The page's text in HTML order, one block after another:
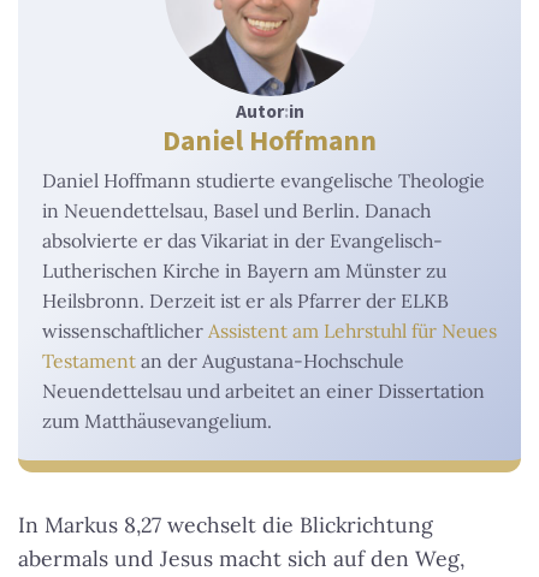
Autor:in
Daniel Hoffmann
Daniel Hoffmann studierte evangelische Theologie
in Neuendettelsau, Basel und Berlin. Danach
absolvierte er das Vikariat in der Evangelisch-
Lutherischen Kirche in Bayern am Münster zu
Heilsbronn. Derzeit ist er als Pfarrer der ELKB
wissenschaftlicher Assistent am Lehrstuhl für Neues
Testament an der Augustana-Hochschule
Neuendettelsau und arbeitet an einer Dissertation
zum Matthäusevangelium.
In Markus 8,27 wechselt die Blickrichtung
abermals und Jesus macht sich auf den Weg,